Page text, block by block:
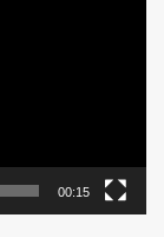
00:15